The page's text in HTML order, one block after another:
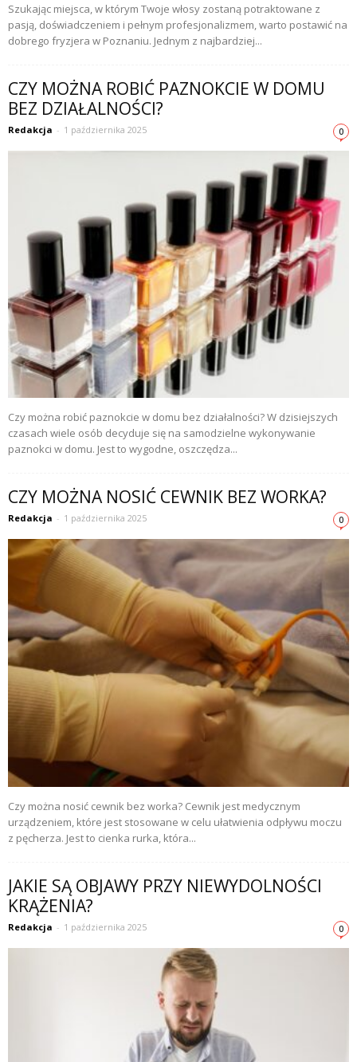
Szukając miejsca, w którym Twoje włosy zostaną potraktowane z
pasją, doświadczeniem i pełnym profesjonalizmem, warto postawić na
dobrego fryzjera w Poznaniu. Jednym z najbardziej...
CZY MOŻNA ROBIĆ PAZNOKCIE W DOMU
BEZ DZIAŁALNOŚCI?
Redakcja - 1 października 2025 0
Czy można robić paznokcie w domu bez działalności? W dzisiejszych
czasach wiele osób decyduje się na samodzielne wykonywanie
paznokci w domu. Jest to wygodne, oszczędza...
CZY MOŻNA NOSIĆ CEWNIK BEZ WORKA?
Redakcja - 1 października 2025 0
Czy można nosić cewnik bez worka? Cewnik jest medycznym
urządzeniem, które jest stosowane w celu ułatwienia odpływu moczu
z pęcherza. Jest to cienka rurka, która...
JAKIE SĄ OBJAWY PRZY NIEWYDOLNOŚCI
KRĄŻENIA?
Redakcja - 1 października 2025 0